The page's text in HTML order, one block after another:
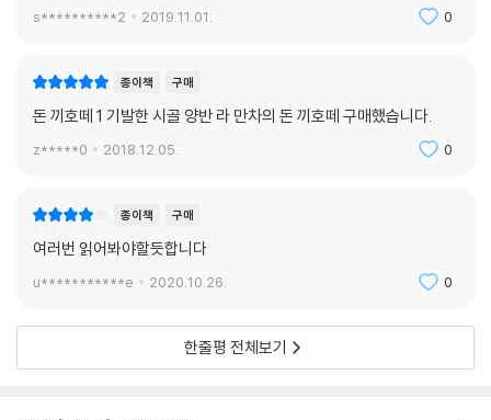
인 것이라는 작가의 현실관이 투영되어 있다.
이 대작은 인간이 지닌 온갖 역설을 한 몸에 구현한 주인공을 창조하는 데
성공함으로써 한 시대를 넘어선 불후의 고전으로 남았다. 또한 저자 스스
로 자신이 쓴 것이 아니라 아랍 작가 시데 아메떼 베넹헬리(Cide Hamet
원문의 맛을 살리는 적확한 번역
세르반떼스의 문체적 특성이나 유음이의어(類音異義語)를 이용한 말놀
s**********2 2019.11.01. 0
종이책 구매
돈 끼호떼 1 기발한 시골 양반 라 만차의 돈 끼호떼 구매했습니다.
z*****0 2018.12.05. 0
종이책 구매
여러번 읽어봐야할듯합니다
u***********e 2020.10.26. 0
한줄평 전체보기